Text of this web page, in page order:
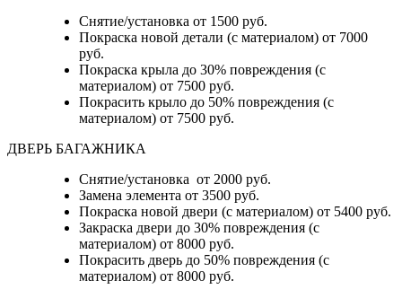
Снятие/установка от 1500 руб.
Покраска новой детали (с материалом) от 7000
руб.
Покраска крыла до 30% повреждения (с
материалом) от 7500 руб.
Покрасить крыло до 50% повреждения (с
материалом) от 7500 руб.
ДВЕРЬ БАГАЖНИКА
Снятие/установка от 2000 руб.
Замена элемента от 3500 руб.
Покраска новой двери (с материалом) от 5400 руб.
Закраска двери до 30% повреждения (с
материалом) от 8000 руб.
Покрасить дверь до 50% повреждения (с
материалом) от 8000 руб.